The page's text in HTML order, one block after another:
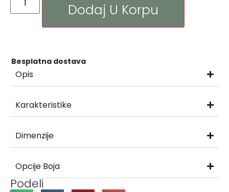
Dodaj U Korpu
Besplatna dostava
Opis
Karakteristike
Dimenzije
Opcije Boja
Podeli